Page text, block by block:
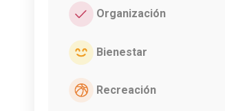
Organización
Bienestar
Recreación